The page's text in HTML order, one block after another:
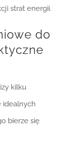
strat energii.
do
kilku
idealnych
bierze się